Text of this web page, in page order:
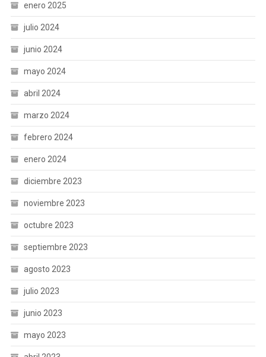
enero 2025
julio 2024
junio 2024
mayo 2024
abril 2024
marzo 2024
febrero 2024
enero 2024
diciembre 2023
noviembre 2023
octubre 2023
septiembre 2023
agosto 2023
julio 2023
junio 2023
mayo 2023